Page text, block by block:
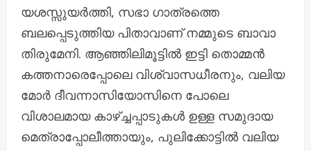
യശസ്സുയർത്തി, സഭാ ഗാത്രത്തെ
ബലപ്പെടുത്തിയ പിതാവാണ് നമ്മുടെ ബാവാ
തിരുമേനി. ആഞ്ഞിലിമൂട്ടിൽ ഇട്ടി തൊമ്മൻ
കത്തനാരെപ്പോലെ വിശ്വാസധീരനും, വലിയ
മോർ ദീവന്നാസിയോസിനെ പോലെ
വിശാലമായ കാഴ്ച്ചപ്പാടുകൾ ഉള്ള സമുദായ
മെത്രാപ്പോലീത്തായും, പുലിക്കോട്ടിൽ വലിയ